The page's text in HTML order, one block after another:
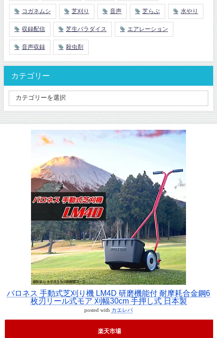
コガネムシ 芝刈り 音声 芝らぶ 水やり
収録配信 芝生パラダイス エアレーション
音声収録 殺虫剤
カテゴリー
バロネス 手動式芝刈り機 LM4D 研磨機能付 耐摩耗合金鋼6
枚刃リール式モア 刈幅30cm 手押し式 日本製
posted with カエレバ
楽天市場